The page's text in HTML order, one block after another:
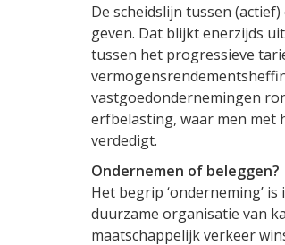
De scheidslijn tussen
geven. Dat blijkt enerzijds
tussen het progressieve
vastgoedondernemingen
erfbelasting, waar men met
verdedigt.
Ondernemen of beleggen?
Het begrip ‘onderneming’
duurzame organisatie van
maatschappelijk verkeer